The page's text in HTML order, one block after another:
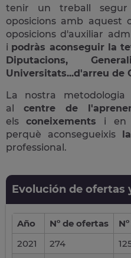
tenir un treball
oposicions amb aquest
oposicions d'auxiliar
i podràs aconseguir la
Diputacions,
Universitats...d'arreu de
La nostra
al centre de
elsconeixements i en
perquè aconsegueixis
professional.
Evolución de ofertas
Año Nº de ofertas
2021
274